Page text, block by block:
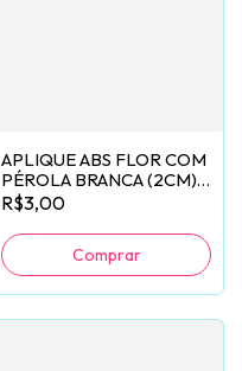
APLIQUE ABS FLOR COM
PÉROLA BRANCA (2CM) -
2 UNIDADES
R$3,00